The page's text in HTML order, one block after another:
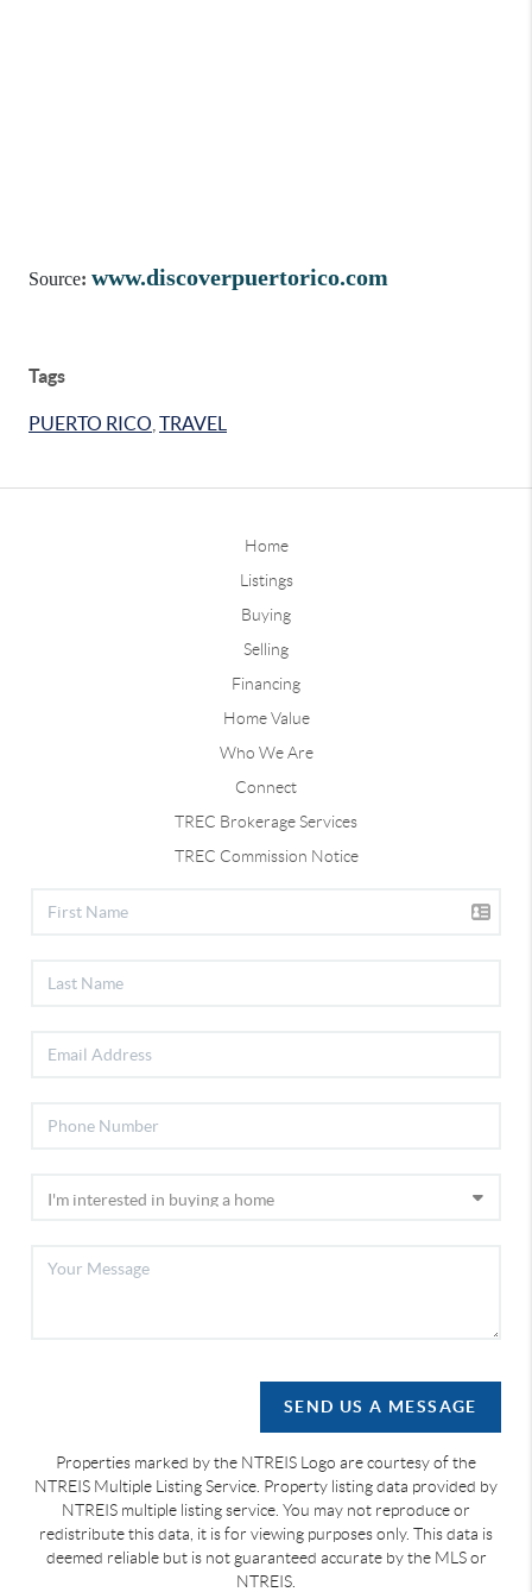
Source: www.discoverpuertorico.com
Tags
PUERTO RICO TRAVEL
Home
Listings
Buying
Selling
Financing
Home Value
Who We Are
Connect
TREC Brokerage Services
TREC Commission Notice
SEND US A MESSAGE
Properties marked by the NTREIS Logo are courtesy of the
NTREIS Multiple Listing Service. Property listing data provided by
NTREIS multiple listing service. You may not reproduce or
redistribute this data, it is for viewing purposes only. This data is
deemed reliable but is not guaranteed accurate by the MLS or
NTREIS.